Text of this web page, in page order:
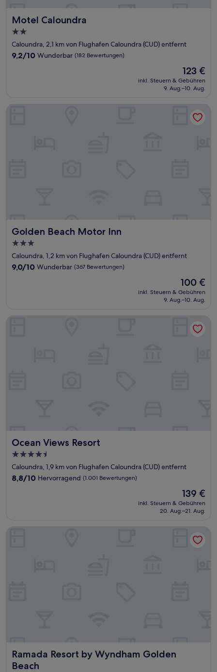
Motel Caloundra
Motel Caloundra
2.0-
Sterne-
Unterkunft
Caloundra, 2,1 km von Flughafen Caloundra (CUD) entfernt
9.2
9,2/10 Wunderbar (182 Bewertungen)
Der
Preis
beträgt
123 €
inkl. Steuern & Gebühren
9. Aug.–10. Aug.
Golden Beach Motor Inn
Golden Beach Motor Inn
3.0-
Sterne-
Unterkunft
Caloundra, 1,2 km von Flughafen Caloundra (CUD) entfernt
9.0
9,0/10 Wunderbar (367 Bewertungen)
Der
Preis
beträgt
100 €
inkl. Steuern & Gebühren
9. Aug.–10. Aug.
Ocean Views Resort
Ocean Views Resort
4.5-
Sterne-
Unterkunft
Caloundra, 1,9 km von Flughafen Caloundra (CUD) entfernt
8.8
8,8/10 Hervorragend (1.001 Bewertungen)
Der
Preis
beträgt
139 €
inkl. Steuern & Gebühren
20. Aug.–21. Aug.
Ocean Views Resort
Ramada Resort by Wyndham Golden
Beach
Ramada Resort by Wyndham Golden Beach